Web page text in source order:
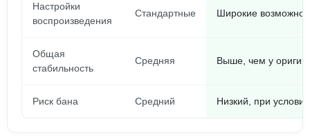
Настройки
воспроизведения
Стандартные Широкие
Общая
стабильность
Средняя Выше, чем у
Риск бана Средний Низкий, при